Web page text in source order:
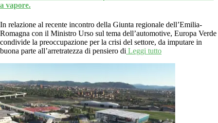
a vapore.
In relazione al recente incontro della Giunta regionale dell’Emilia-
Romagna con il Ministro Urso sul tema dell’automotive, Europa Verde
condivide la preoccupazione per la crisi del settore, da imputare in
buona parte all’arretratezza di pensiero di Leggi tutto